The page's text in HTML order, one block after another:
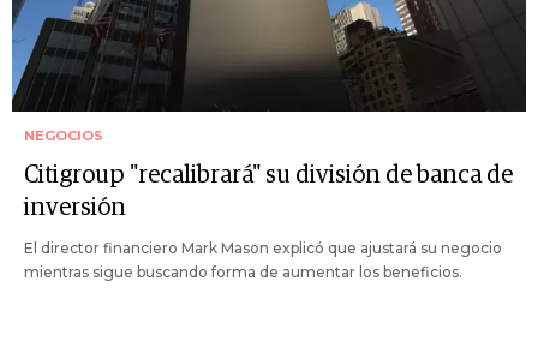
NEGOCIOS
Citigroup "recalibrará" su división de banca de
inversión
El director financiero Mark Mason explicó que ajustará su negocio
mientras sigue buscando forma de aumentar los beneficios.